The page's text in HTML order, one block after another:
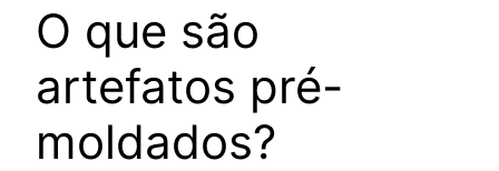
O que são
artefatos pré-
moldados?